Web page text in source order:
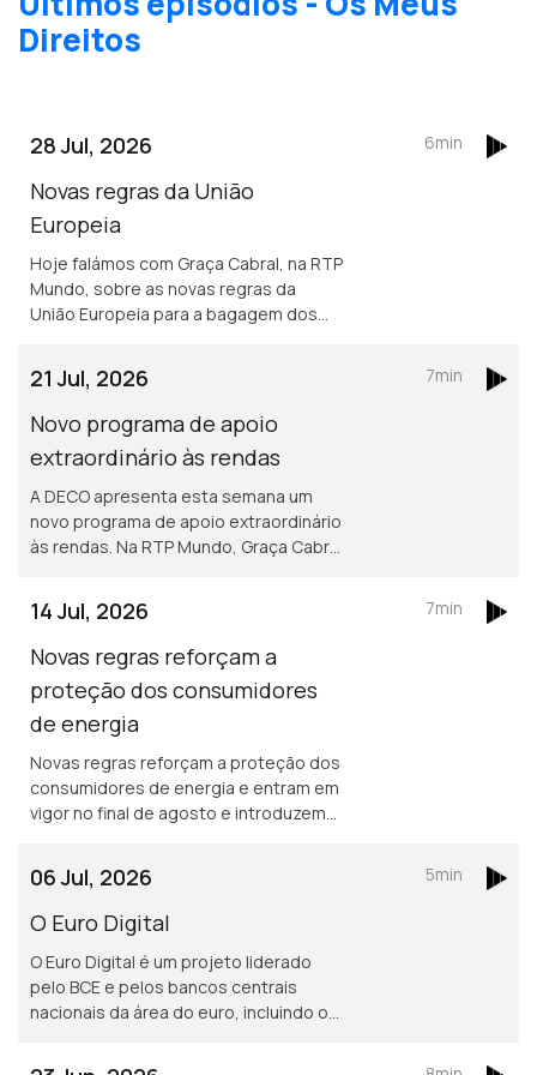
Direitos
28 Jul, 2026
Novas regras da União
Europeia
Hoje falámos com Graça Cabral, na RTP
Mundo, sobre as novas regras da
União Europeia para a bagagem dos
quem viaja.
6min
21 Jul, 2026
Novo programa de apoio
extraordinário às rendas
A DECO apresenta esta semana um
novo programa de apoio extraordinário
às rendas. Na RTP Mundo, Graça Cabral
acesso e o funcionamento deste
apoio destinado a ajudar famílias com
dificuldades no pagamento da
habitação. A iniciativa surge num
contexto de crescente procura por
DECO a aumentarem 67% este ano.
7min
14 Jul, 2026
Novas regras reforçam a
proteção dos consumidores
de energia
Novas regras reforçam a proteção dos
consumidores de energia e entram em
vigor no final de agosto e introduzem
proteção contra interrupções do
fornecimento e apoio aos
consumidores economicamente
vulneráveis. Saiba tudo com Graça
Cabral na conversa com Isabel Flora.
7min
06 Jul, 2026
O Euro Digital
O Euro Digital é um projeto liderado
pelo BCE e pelos bancos centrais
nacionais da área do euro, incluindo o
5min